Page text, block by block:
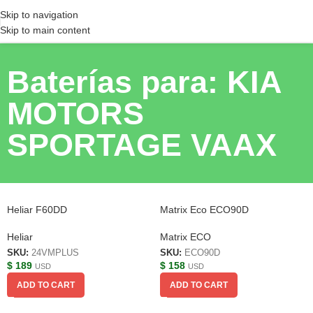
Skip to navigation
Skip to main content
Baterías para: KIA
MOTORS
SPORTAGE VAAX
Heliar F60DD
Heliar
SKU: 24VMPLUS
$ 189 USD
ADD TO CART
Matrix Eco ECO90D
Matrix ECO
SKU: ECO90D
$ 158 USD
ADD TO CART